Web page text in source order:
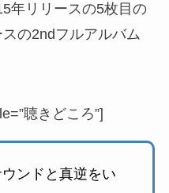
年リリースの5枚目の
の2ndフルアルバム
聴きどころ”]
ンドと真逆をい